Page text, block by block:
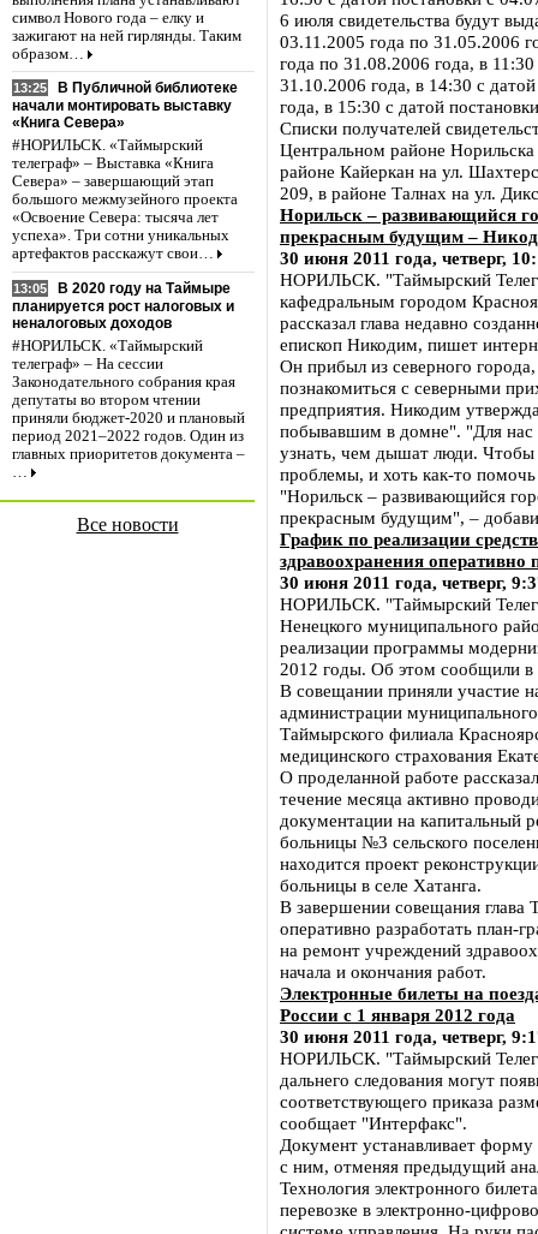
символ Нового года – елку и
зажигают на ней гирлянды. Таким
образом…
13:25
В Публичной библиотеке
начали монтировать выставку
«Книга Севера»
#НОРИЛЬСК. «Таймырский
телеграф» – Выставка «Книга
Севера» – завершающий этап
большого межмузейного проекта
«Освоение Севера: тысяча лет
успеха». Три сотни уникальных
артефактов расскажут свои…
13:05
В 2020 году на Таймыре
планируется рост налоговых и
неналоговых доходов
#НОРИЛЬСК. «Таймырский
телеграф» – На сессии
Законодательного собрания края
депутаты во втором чтении
приняли бюджет-2020 и плановый
период 2021–2022 годов. Один из
главных приоритетов документа –
…
Все новости
6 июля свидетельства будут
03.11.2005 года по 31.05.2006
года по 31.08.2006 года, в
31.10.2006 года, в 14:30 с
года, в 15:30 с датой
Списки получателей
Центральном районе
районе Кайеркан на ул.
209, в районе Талнах на ул.
Норильск – развивающийся
прекрасным будущим –
30 июня 2011 года, четверг,
НОРИЛЬСК. "Таймырский
кафедральным городом
рассказал глава недавно
епископ Никодим, пишет
Он прибыл из северного
познакомиться с северными
предприятия. Никодим
побывавшим в домне". "Для нас
узнать, чем дышат люди. Чтобы
проблемы, и хоть как-то
"Норильск – развивающийся
прекрасным будущим", –
График по реализации
здравоохранения
30 июня 2011 года, четверг,
НОРИЛЬСК. "Таймырский
Ненецкого муниципального
реализации программы
2012 годы. Об этом сообщили в
В совещании приняли участие
администрации
Таймырского филиала
медицинского страхования
О проделанной работе
течение месяца активно
документации на капитальный
больницы №3 сельского
находится проект
больницы в селе Хатанга.
В завершении совещания
оперативно разработать план-
на ремонт учреждений
начала и окончания работ.
Электронные билеты на
России с 1 января 2012 года
30 июня 2011 года, четверг,
НОРИЛЬСК. "Таймырский
дальнего следования могут
соответствующего приказа
сообщает "Интерфакс".
Документ устанавливает
с ним, отменяя предыдущий
Технология электронного
перевозке в электронно-